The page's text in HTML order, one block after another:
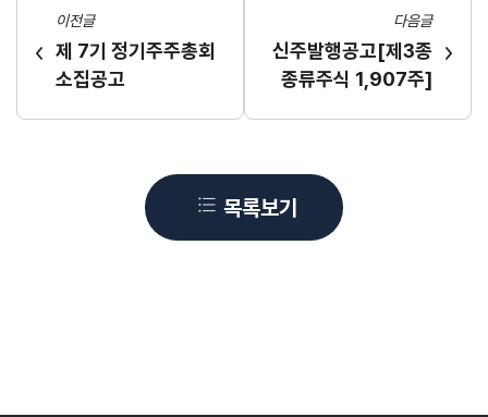
이전글
제 7기 정기주주총회
소집공고
다음글
신주발행공고[제3종
종류주식 1,907주]
목록보기